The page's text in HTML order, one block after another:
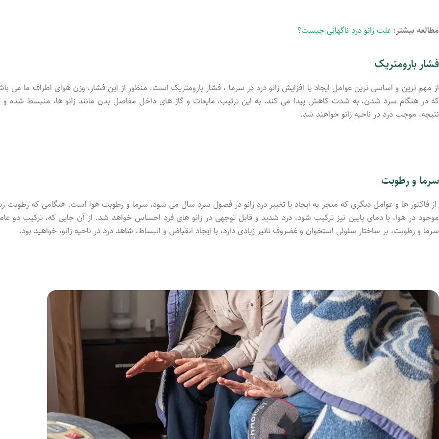
مطالعه بیشتر: علت زانو درد ناگهانی چیست؟
فشار بارومتریک
از مهم ترین و اساسی ترین عوامل ایجاد یا افزایش زانو درد در سرما ، فشار بارومتریک است. منظور از این فشار، وزن هوای اطراف ما می
که در هنگام سرد شدن، به شدت کاهش پیدا می کند. به این ترتیب، مایعات و گاز های داخل مفاصل بدن مانند زانو ها، منبسط شده و
نتیجه، موجب درد در ناحیه زانو خواهند شد.
سرما و رطوبت
از فاکتور ها و عوامل دیگری که منجر به ایجاد یا تغییر درد زانو در فصول سرد سال می شود، سرما و رطوبت هوا است. هنگامی که رطوبت
موجود در هوا، با دمای پایین نیز ترکیب شود، درد شدید و قابل توجهی در زانو های فرد احساس خواهد شد. از آن جایی که، ترکیب دو
سرما و رطوبت، بر ساختار سلولی استخوان و غضروف تاثیر زیادی دارد، با ایجاد انقباض و انبساط، شاهد درد در ناحیه زانو، خواهید بود.